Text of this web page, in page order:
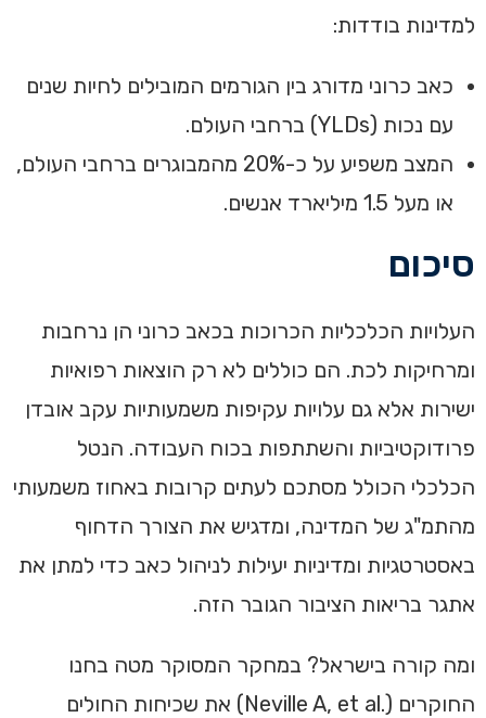
למדינות בודדות:‏
‏כאב כרוני מדורג בין הגורמים המובילים לחיות שנים
עם נכות (YLDs) ברחבי העולם. ‏
‏המצב משפיע על כ-20% מהמבוגרים ברחבי העולם,
או מעל 1.5 מיליארד אנשים.‏
סיכום‏
‏העלויות הכלכליות הכרוכות בכאב כרוני הן נרחבות
ומרחיקות לכת. הם כוללים לא רק הוצאות רפואיות
ישירות אלא גם עלויות עקיפות משמעותיות עקב אובדן
פרודוקטיביות והשתתפות בכוח העבודה. הנטל
הכלכלי הכולל מסתכם לעתים קרובות באחוז משמעותי
מהתמ"ג של המדינה, ומדגיש את הצורך הדחוף
באסטרטגיות ומדיניות יעילות לניהול כאב כדי למתן את
אתגר בריאות הציבור הגובר הזה.‏
ומה קורה בישראל? במחקר המסוקר מטה בחנו
החוקרים (.Neville A, et al) את שכיחות החולים